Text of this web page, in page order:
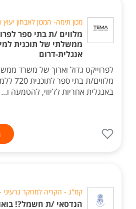
מכון תימה- המכון לאבחון
מלווים /ת בתי ספר
ממשלתי של תוכנית
אנגלית-דרום
לפרוייקט גדול וארוך של משרד
מלווים/
באנגלית אחריות לליווי, להטמעה ו...
קמ"ג - הקריה למחקר גרעיני
הנדסאי /ת חשמל?!